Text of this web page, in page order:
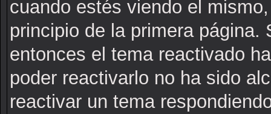
cuando estés viendo el
principio de la primera
entonces el tema reactivado
poder reactivarlo no ha sido
reactivar un tema